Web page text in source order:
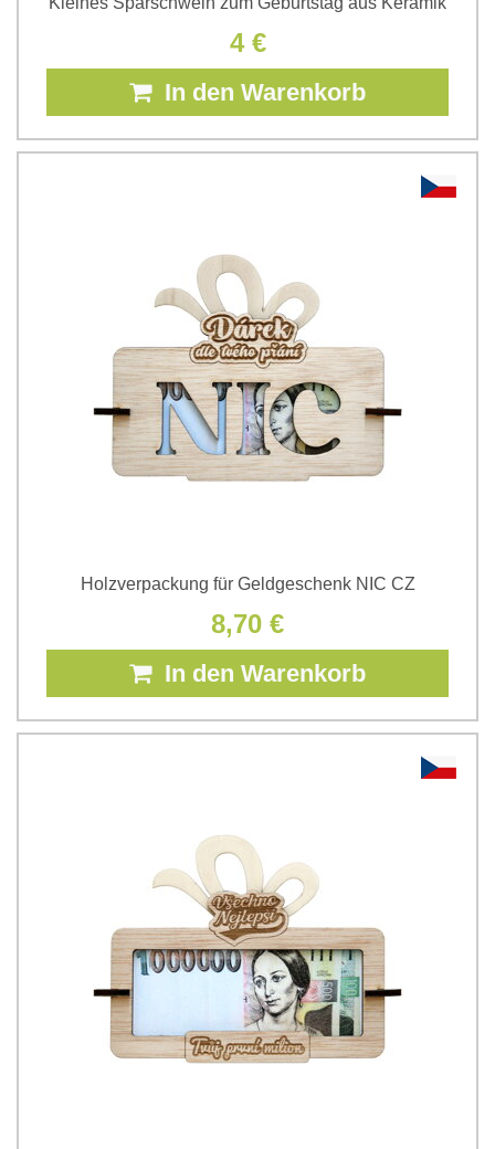
4 €
In den Warenkorb
Holzverpackung für Geldgeschenk NIC CZ
8,70 €
In den Warenkorb